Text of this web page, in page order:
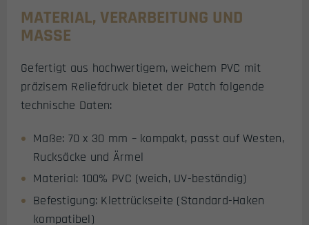
MATERIAL, VERARBEITUNG UND
MASSE
Gefertigt aus hochwertigem, weichem PVC mit
präzisem Reliefdruck bietet der Patch folgende
technische Daten:
Maße: 70 x 30 mm – kompakt, passt auf Westen,
Rucksäcke und Ärmel
Material: 100% PVC (weich, UV-beständig)
Befestigung: Klettrückseite (Standard-Haken
kompatibel)